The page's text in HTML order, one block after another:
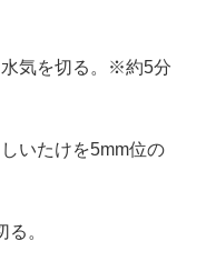
気を切る。※約5分
いたけを5mm位の
。